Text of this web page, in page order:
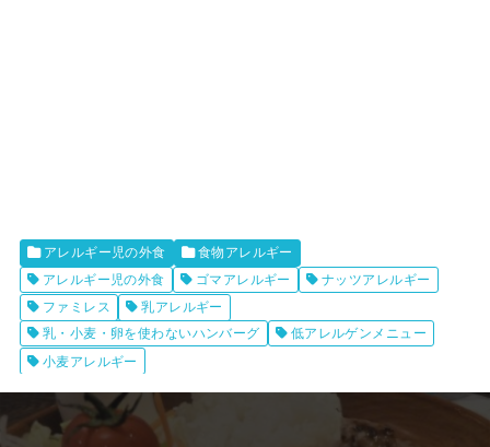
アレルギー児の外食
食物アレルギー
アレルギー児の外食
ゴマアレルギー
ナッツアレルギー
ファミレス
乳アレルギー
乳・小麦・卵を使わないハンバーグ
低アレルゲンメニュー
小麦アレルギー